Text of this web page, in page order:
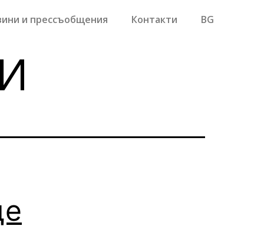
и прессъобщения Контакти BG